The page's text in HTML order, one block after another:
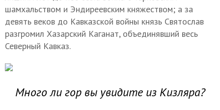
шамхальством и Эндиреевским княжеством; а за
девять веков до Кавказской войны князь Святослав
разгромил Хазарский Каганат, объединявший весь
Северный Кавказ.
Много ли гор вы увидите из Кизляра?